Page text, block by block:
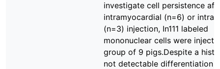
investigate cell persistence
intramyocardial (n=6) or
(n=3) injection, In111 labeled
mononuclear cells were
group of 9 pigs.Despite a
not detectable differentiation